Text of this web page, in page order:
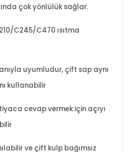
çok yönlülük sağlar.
C245/C470 ısıtma
uyumludur, çift sap aynı
kullanabilir
cevap vermek için açıyı
ve çift kulp bağımsız